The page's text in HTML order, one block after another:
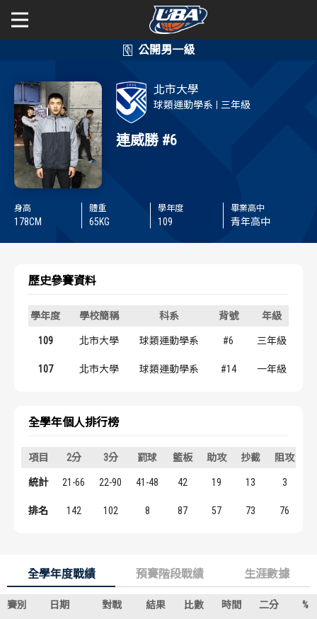
公開男一級 賽事資訊
賽程表
球隊資訊
歷屆個人獎得主
公開女一級
賽事資訊
賽程表
球隊資訊
歷屆個人獎得主
二級與一般組
新聞
北市大學
球類運動學系 三年級
連威勝 #6
身高
178CM
體重
65KG
學年度
109
畢業高中
青年高中
歷史參賽資料
學年度 學校簡稱 科系 背號 年級
109 北市大學 球類運動學系 #6 三年級
107 北市大學 球類運動學系 #14 一年級
全學年個人排行榜
項目 2分 3分 罰球 籃板 助攻 抄截 阻攻
統計 21-66 22-90 41-48 42 19 13 3
排名 142 102 8 87 57 73 76
全學年度戰績 預賽階段戰績 生涯數據
賽別 日期 對戰 結果 比數 時間 二分
%